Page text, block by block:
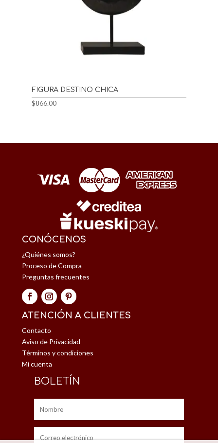
FIGURA DESTINO CHICA
$866.00
CONÓCENOS
¿Quiénes somos?
Proceso de Compra
Preguntas frecuentes
ATENCIÓN A CLIENTES
Contacto
Aviso de Privacidad
Términos y condiciones
Mi cuenta
BOLETÍN